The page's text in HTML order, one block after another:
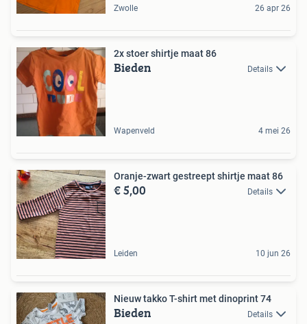
Zwolle 26 apr 26
2x stoer shirtje maat 86
Bieden Details
Wapenveld 4 mei 26
Oranje-zwart gestreept shirtje maat 86
€ 5,00 Details
Leiden 10 jun 26
Nieuw takko T-shirt met dinoprint 74
Bieden Details